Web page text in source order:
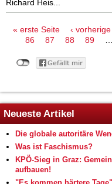
Richard Heis...
Seiten
« erste Seite ‹
86
87 88 89 …
Neueste Artikel
Die globale autoritäre
Was ist Faschismus?
KPÖ-Sieg in Graz:
aufbauen!